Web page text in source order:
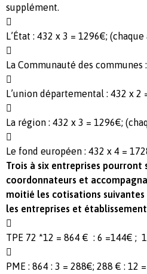
supplément.

L’État : 432 x 3 = 1296€;

La Communauté des communes

L’union départemental : 432 x 2

La région : 432 x 3 = 1296€;

Le fond européen : 432 x 4 =
Trois à six entreprises
coordonnateurs et
moitié les cotisations suivantes
les entreprises et

TPE 72 *12 = 864 € : 6 =144€ ;

PME : 864 : 3 = 288€; 288 € : 12